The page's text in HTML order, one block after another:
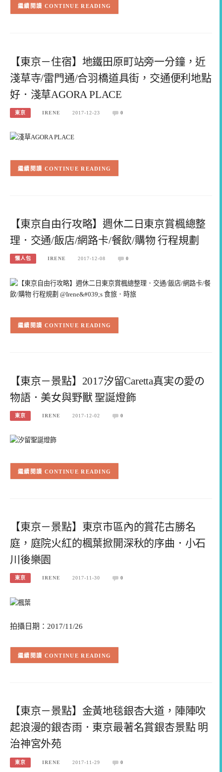
CONTINUE READING
【東京－住宿】地鐵田原町站旁一分鐘，近
淺草寺/雷門通/合羽橋道具街，交通便利地點
好．淺草AGORA PLACE
東京 IRENE 2017-12-23 0
CONTINUE READING
【東京自由行攻略】週休二日東京賞楓總整
理．交通/飯店/網路卡/餐飲/購物 行程規劃
懶人包 IRENE 2017-12-08 0
CONTINUE READING
【東京－景點】2017汐留Caretta真実の愛の
物語．美女與野獸 聖誕燈飾
東京 IRENE 2017-12-02 0
CONTINUE READING
【東京－景點】東京市區內的賞花古勝名
庭，庭院火紅的楓葉掀開深秋的序曲．小石
川後樂園
東京 IRENE 2017-11-30 0
拍攝日期：2017/11/26
CONTINUE READING
【東京－景點】金黃地毯銀杏大道，陣陣吹
起浪漫的銀杏雨．東京最著名賞銀杏景點 明
治神宮外苑
東京 IRENE 2017-11-29 0